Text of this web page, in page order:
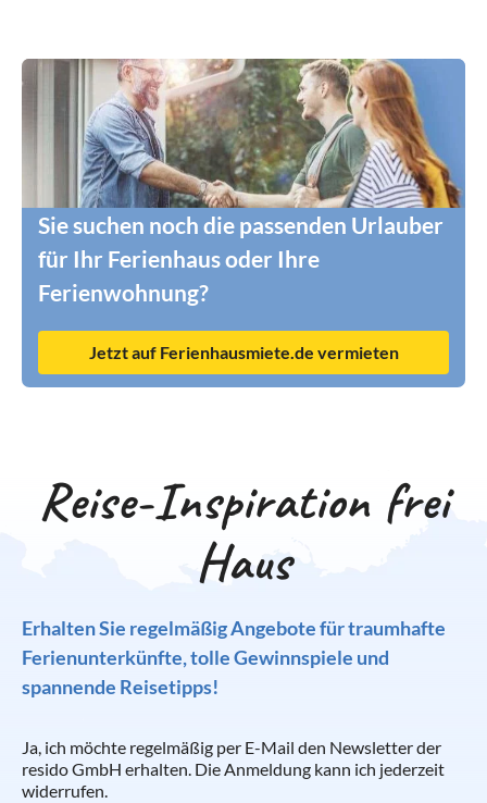
Sie suchen noch die passenden Urlauber
für Ihr Ferienhaus oder Ihre
Ferienwohnung?
Jetzt auf Ferienhausmiete.de vermieten
Reise-Inspiration frei
Haus
Erhalten Sie regelmäßig Angebote für traumhafte
Ferienunterkünfte, tolle Gewinnspiele und
spannende Reisetipps!
Ja, ich möchte regelmäßig per E-Mail den Newsletter der
resido GmbH erhalten. Die Anmeldung kann ich jederzeit
widerrufen.